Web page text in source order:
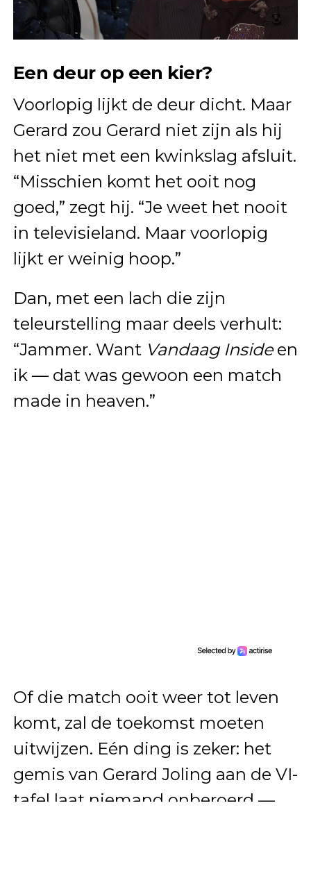
Een deur op een kier?
Voorlopig lijkt de deur dicht. Maar
Gerard zou Gerard niet zijn als hij
het niet met een kwinkslag afsluit.
“Misschien komt het ooit nog
goed,” zegt hij. “Je weet het nooit
in televisieland. Maar voorlopig
lijkt er weinig hoop.”
Dan, met een lach die zijn
teleurstelling maar deels verhult:
“Jammer. Want Vandaag Insideen
ik — dat was gewoon een match
made in heaven.”
Of die match ooit weer tot leven
komt, zal de toekomst moeten
uitwijzen. Eén ding is zeker: het
gemis van Gerard Joling aan de VI-
tafel laat niemand onberoerd —